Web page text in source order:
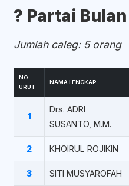
?️ Partai
Jumlah caleg: 5 orang
NO.
URUT
NAMA LENGKAP
1
Drs. ADRI
SUSANTO, M.M.
2 KHOIRUL ROJIKIN
3 SITI MUSYAROFAH